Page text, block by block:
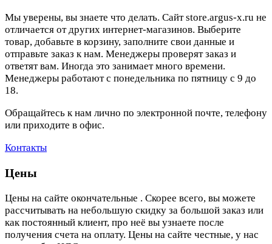
Мы уверены, вы знаете что делать. Сайт store.argus-x.ru не
отличается от других интернет-магазинов. Выберите
товар, добавьте в корзину, заполните свои данные и
отправьте заказ к нам. Менеджеры проверят заказ и
ответят вам. Иногда это занимает много времени.
Менеджеры работают с понедельника по пятницу с 9 до
18.
Обращайтесь к нам лично по электронной почте, телефону
или приходите в офис.
Контакты
Цены
Цены на сайте окончательные . Скорее всего, вы можете
рассчитывать на небольшую скидку за большой заказ или
как постоянный клиент, про неё вы узнаете после
получения счета на оплату. Цены на сайте честные, у нас